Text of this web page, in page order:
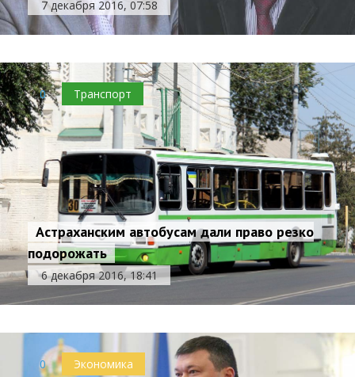
7 декабря 2016, 07:58
0 Транспорт
Астраханским автобусам дали право резко
подорожать
6 декабря 2016, 18:41
0 Экономика